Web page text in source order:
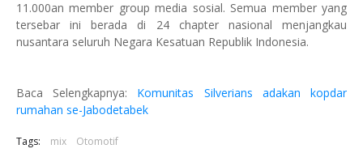
11.000an member group media sosial. Semua member yang
tersebar ini berada di 24 chapter nasional menjangkau
nusantara seluruh Negara Kesatuan Republik Indonesia.
Baca Selengkapnya: Komunitas Silverians adakan kopdar
rumahan se-Jabodetabek
Tags: mix Otomotif